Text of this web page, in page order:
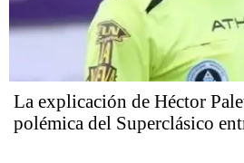
La explicación de Héctor
polémica del Superclásico